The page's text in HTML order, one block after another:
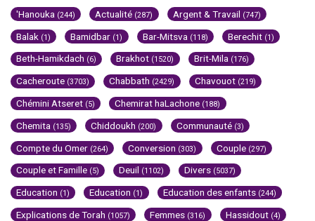
'Hanouka (244) Actualité (287) Argent & Travail (747)
Balak (1) Bamidbar (1) Bar-Mitsva (118) Berechit (1)
Beth-Hamikdach (6) Brakhot (1520) Brit-Mila (176)
Cacheroute (3703) Chabbath (2429) Chavouot (219)
Chémini Atseret (5) Chemirat haLachone (188)
Chemita (135) Chiddoukh (200) Communauté (3)
Compte du Omer (264) Conversion (303) Couple (297)
Couple et Famille (5) Deuil (1102) Divers (5037)
Education (1) Education (1) Education des enfants (244)
Explications de Torah (1057) Femmes (316) Hassidout (4)